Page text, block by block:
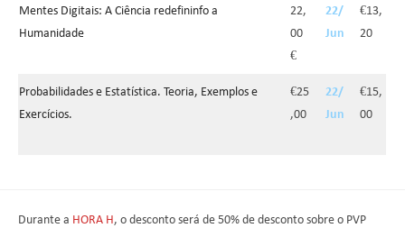
Mentes Digitais: A Ciência redefininfo a
Humanidade
22,
00
€
22/
Jun
€13,
20
Probabilidades e Estatística. Teoria, Exemplos e
Exercícios.
€25
,00
22/
Jun
€15,
00
Durante a HORA H, o desconto será de 50% de desconto sobre o PVP